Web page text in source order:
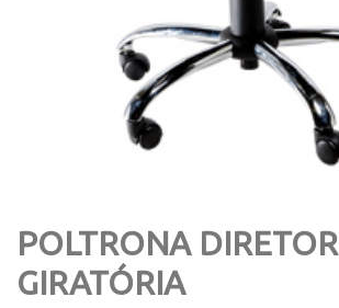
POLTRONA DIRETOR
GIRATÓRIA